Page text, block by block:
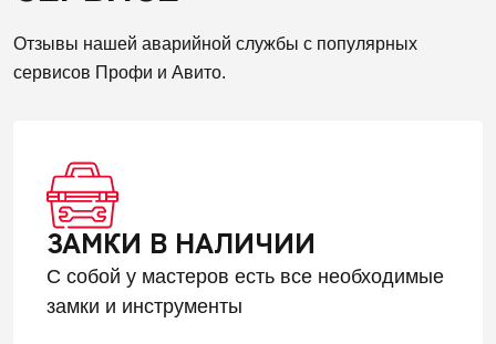
Отзывы нашей аварийной службы с популярных
сервисов Профи и Авито.
ЗАМКИ В НАЛИЧИИ
С собой у мастеров есть все необходимые
замки и инструменты